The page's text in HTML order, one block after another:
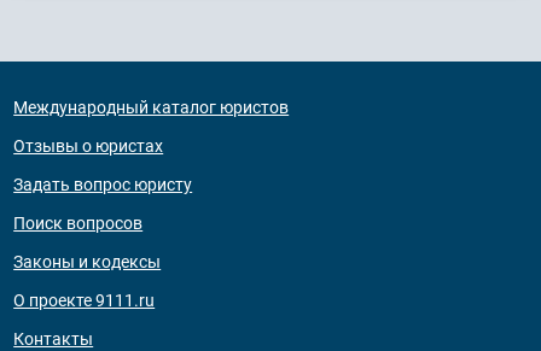
Международный каталог юристов
Отзывы о юристах
Задать вопрос юристу
Поиск вопросов
Законы и кодексы
О проекте 9111.ru
Контакты